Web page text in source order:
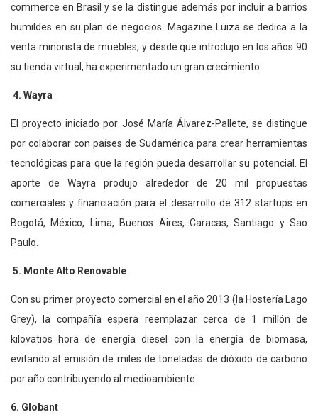
commerce en Brasil y se la distingue además por incluir a barrios
humildes en su plan de negocios. Magazine Luiza se dedica a la
venta minorista de muebles, y desde que introdujo en los años 90
su tienda virtual, ha experimentado un gran crecimiento.
4. Wayra
El proyecto iniciado por José María Álvarez-Pallete, se distingue
por colaborar con países de Sudamérica para crear herramientas
tecnológicas para que la región pueda desarrollar su potencial. El
aporte de Wayra produjo alrededor de 20 mil propuestas
comerciales y financiación para el desarrollo de 312 startups en
Bogotá, México, Lima, Buenos Aires, Caracas, Santiago y Sao
Paulo.
5. Monte Alto Renovable
Con su primer proyecto comercial en el año 2013 (la Hostería Lago
Grey), la compañía espera reemplazar cerca de 1 millón de
kilovatios hora de energía diesel con la energía de biomasa,
evitando al emisión de miles de toneladas de dióxido de carbono
por año contribuyendo al medioambiente.
6. Globant